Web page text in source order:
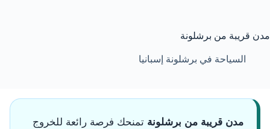
مدن قريبة من برشلونة
السياحة في برشلونة إسبانيا
مدن قريبة من برشلونة تمنحك فرصة رائعة للخروج